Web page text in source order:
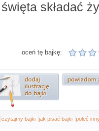
święta składać
oceń tę bajkę:
czytajmy bajki jak pisać bajki poleć